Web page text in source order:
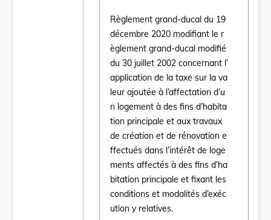
Règlement grand-ducal du 19
décembre 2020 modifiant le r
èglement grand-ducal modifié
du 30 juillet 2002 concernant l’
application de la taxe sur la va
leur ajoutée à l’affectation d’u
n logement à des fins d’habita
tion principale et aux travaux
de création et de rénovation e
ffectués dans l’intérêt de loge
ments affectés à des fins d’ha
bitation principale et fixant les
conditions et modalités d’exéc
ution y relatives.
Ouvrir le document Règlement grand-